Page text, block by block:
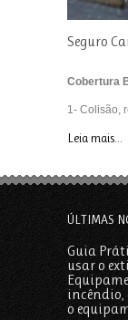
Seguro
Cobertura
1- Colisão,
Leia mais...
ÚLTIMAS
Guia
usar o
incêndio,
o